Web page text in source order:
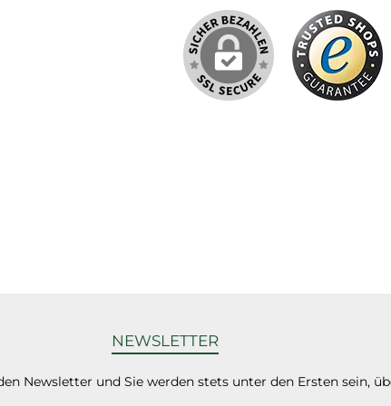
NEWSLETTER
Newsletter und Sie werden stets unter den Ersten sein,